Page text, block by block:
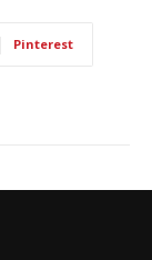
Pinterest